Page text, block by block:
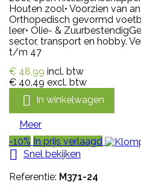
Houten zool• Voorzien van
Orthopedisch gevormd
leer• Olie- &
sector, transport en hobby.
t/m 47
€ 48,99 incl. btw
€ 40,49 excl. btw
 In winkelwagen
Meer
-10% In prijs verlaagd
 Snel bekijken
Referentie: M371-24